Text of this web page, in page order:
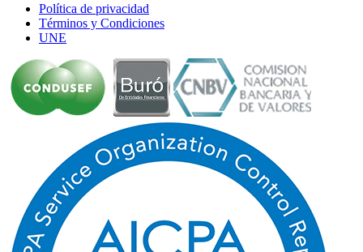
Política de privacidad
Términos y Condiciones
UNE